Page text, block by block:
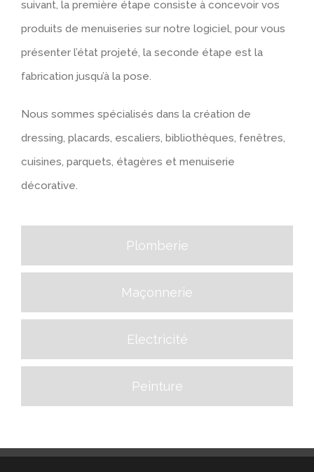
suivant, la première étape consiste à concevoir vos
produits de menuiseries sur notre logiciel, pour vous
présenter l’état projeté, la seconde étape est la
fabrication jusqu’à la pose.
Nous sommes spécialisés dans la création de
dressing, placards, escaliers, bibliothèques, fenêtres,
cuisines, parquets, étagères et menuiserie
décorative.
Plomberie
Maçonnerie
Electricité
Peinture